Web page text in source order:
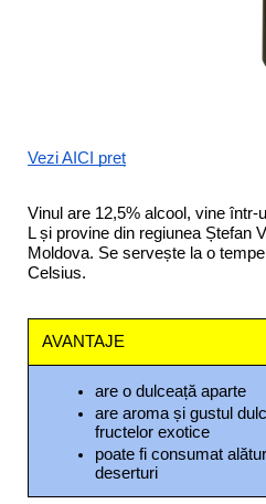
Vezi AICI preț
Vinul are 12,5% alcool, vine într-
L și provine din regiunea Ștefan
Moldova. Se servește la o
Celsius.
AVANTAJE
are o dulceață aparte
are aroma și gustul
fructelor exotice
poate fi consumat
deserturi